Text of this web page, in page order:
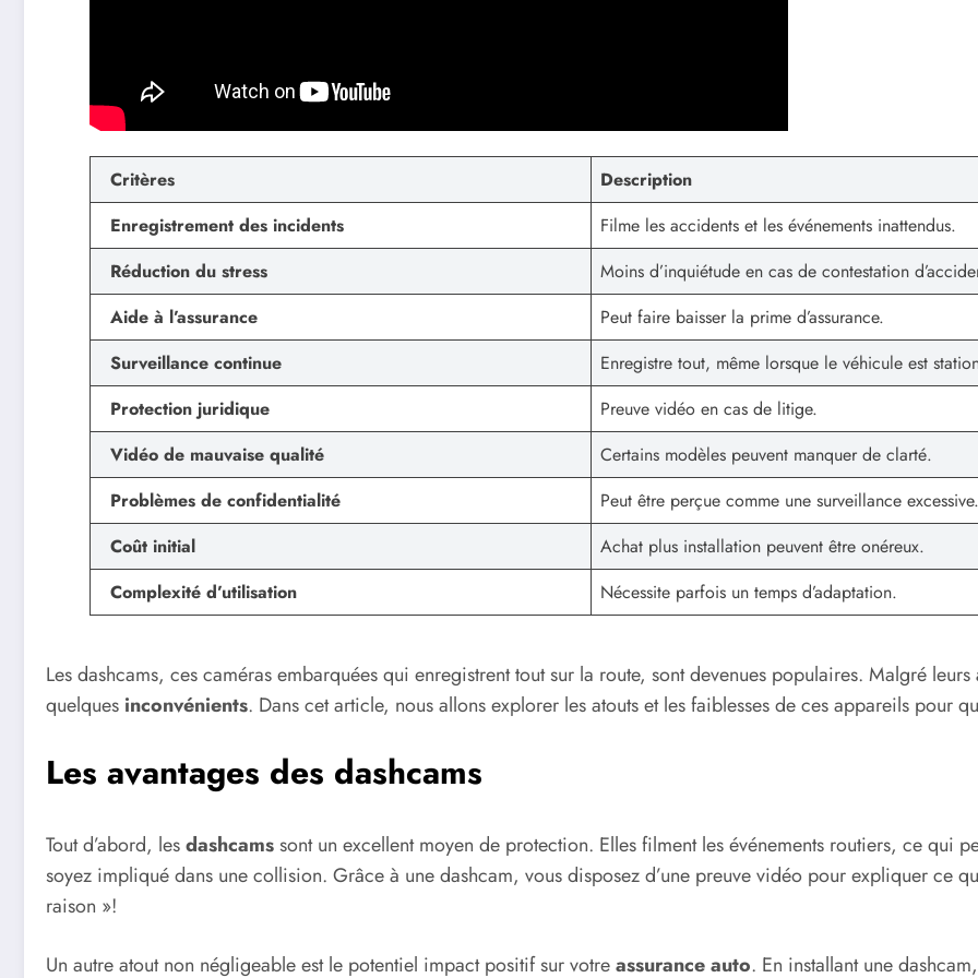
Critères
Description
Enregistrement des incidents
Filme les accidents et les événements inattendus.
Réduction du stress
Moins d’inquiétude en cas de contestation
Aide à l’assurance
Peut faire baisser la prime d’assurance.
Surveillance continue
Enregistre tout, même lorsque le véhicule est
Protection juridique
Preuve vidéo en cas de litige.
Vidéo de mauvaise qualité
Certains modèles peuvent manquer de clarté.
Problèmes de confidentialité
Peut être perçue comme une surveillance excessive.
Coût initial
Achat plus installation peuvent être onéreux.
Complexité d’utilisation
Nécessite parfois un temps d’adaptation.
Les dashcams, ces caméras embarquées qui enregistrent tout sur la route, sont devenues populaires. Malgré leurs
quelques inconvénients. Dans cet article, nous allons explorer les atouts et les faiblesses de ces appareils pour
Les avantages des dashcams
Tout d’abord, lesdashcamssont un excellent moyen de protection. Elles filment les événements routiers, ce qui
soyez impliqué dans une collision. Grâce à une dashcam, vous disposez d’une preuve vidéo pour expliquer ce
raison »!
Un autre atout non négligeable est le potentiel impact positif sur votreassurance auto. En installant une